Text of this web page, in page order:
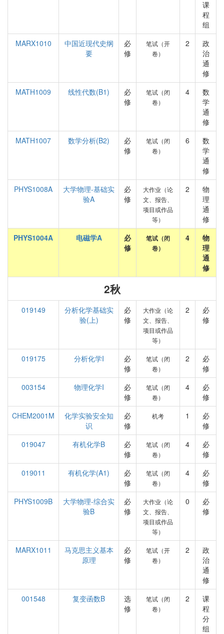
课
程
组
MARX1010
中国近现代史纲
要
必
修
笔试（开
卷）
2
政
治
通
修
MATH1009
线性代数(B1)
必
修
笔试（闭
卷）
4
数
学
通
修
MATH1007
数学分析(B2)
必
修
笔试（闭
卷）
6
数
学
通
修
PHYS1008A
大学物理-基础实
验A
必
修
大作业（论
文、报告、
项目或作品
等）
2
物
理
通
修
PHYS1004A
电磁学A
必
修
笔试（闭
卷）
4
物
理
通
修
2秋
019149
分析化学基础实
验(上)
必
修
大作业（论
文、报告、
项目或作品
等）
2
必
修
019175 分析化学I
必
修
笔试（闭
卷）
2
必
修
003154
物理化学I
必
修
笔试（闭
卷）
4
必
修
CHEM2001M
化学实验安全知
识
必
修
机考 1
必
修
019047
有机化学B
必
修
笔试（闭
卷）
4
必
修
019011
有机化学(A1)
必
修
笔试（闭
卷）
4
必
修
PHYS1009B
大学物理-综合实
验B
必
修
大作业（论
文、报告、
项目或作品
等）
0
必
修
MARX1011
马克思主义基本
原理
必
修
笔试（开
卷）
2
政
治
通
修
001548
复变函数B
选
修
笔试（闭
卷）
2
课
程
分
组